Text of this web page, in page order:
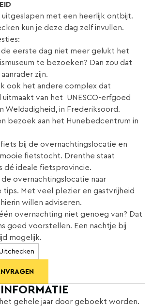
uitgeslapen met een heerlijk ontbijt.
kun je deze dag zelf invullen.
de eerste dag niet meer gelukt het
te bezoeken? Dan zou dat
zijn.
ook het andere complex dat
van het UNESCO-erfgoed
Weldadigheid, in Frederiksoord.
bezoek aan het Hunebedcentrum in
fiets bij de overnachtingslocatie en
fietstocht. Drenthe staat
dé ideale fietsprovincie.
de overnachtingslocatie naar
tips. Met veel plezier en gastvrijheid
willen adviseren.
overnachting niet genoeg van? Dat
goed voorstellen. Een nachtje bij
mogelijk.
gehele jaar door geboekt worden.